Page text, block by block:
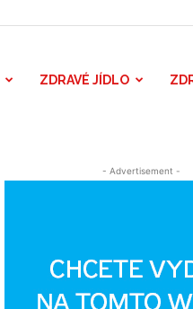
ZDRAVÉ JÍDLO
- Advertisement -